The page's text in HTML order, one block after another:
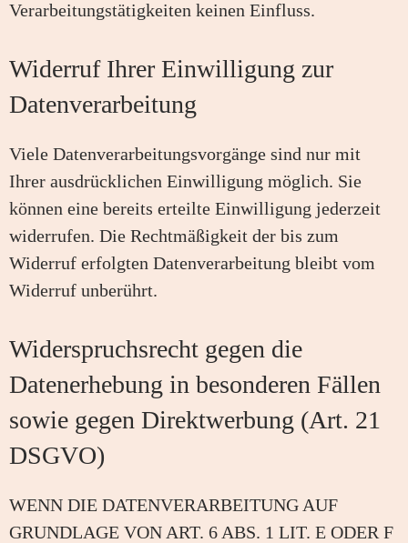
Verarbeitungstätigkeiten keinen Einfluss.
Widerruf Ihrer Einwilligung zur
Datenverarbeitung
Viele Datenverarbeitungsvorgänge sind nur mit
Ihrer ausdrücklichen Einwilligung möglich. Sie
können eine bereits erteilte Einwilligung jederzeit
widerrufen. Die Rechtmäßigkeit der bis zum
Widerruf erfolgten Datenverarbeitung bleibt vom
Widerruf unberührt.
Widerspruchsrecht gegen die
Datenerhebung in besonderen Fällen
sowie gegen Direktwerbung (Art. 21
DSGVO)
WENN DIE DATENVERARBEITUNG AUF
GRUNDLAGE VON ART. 6 ABS. 1 LIT. E ODER F